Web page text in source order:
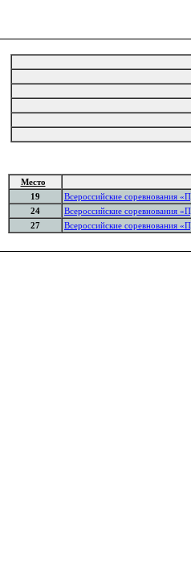
Место
19
Всероссийские соревнования
24
Всероссийские соревнования
27
Всероссийские соревнования